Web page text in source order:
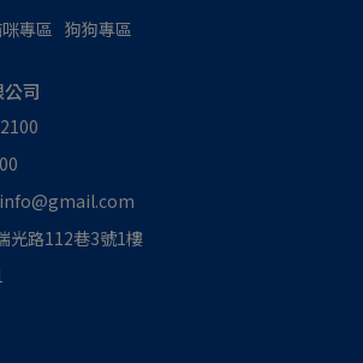
專區 狗狗專區
司
光路112巷3號1樓